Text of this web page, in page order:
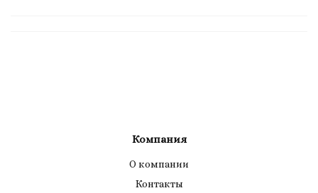
Компания
О компании
Контакты